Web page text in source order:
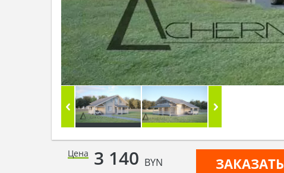
Цена 3 140 BYN ЗАКАЗАТЬ